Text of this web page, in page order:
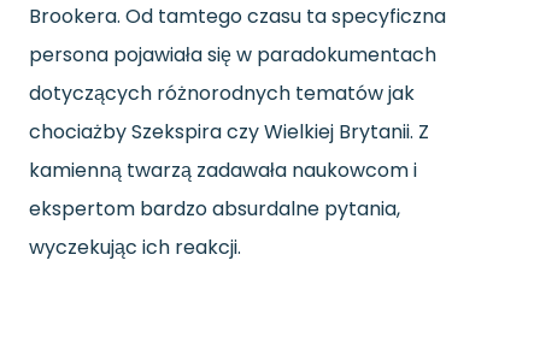
Brookera. Od tamtego czasu ta specyficzna
persona pojawiała się w paradokumentach
dotyczących różnorodnych tematów jak
chociażby Szekspira czy Wielkiej Brytanii. Z
kamienną twarzą zadawała naukowcom i
ekspertom bardzo absurdalne pytania,
wyczekując ich reakcji.